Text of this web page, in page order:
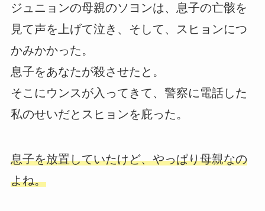
ジュニョンの母親のソヨンは、息子の亡骸を
見て声を上げて泣き、そして、スヒョンにつ
かみかかった。
息子をあなたが殺させたと。
そこにウンスが入ってきて、警察に電話した
私のせいだとスヒョンを庇った。
息子を放置していたけど、やっぱり母親なの
よね。